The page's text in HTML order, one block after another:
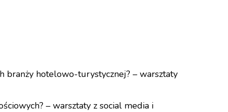
branży hotelowo-turystycznej? – warsztaty
– warsztaty z social media i